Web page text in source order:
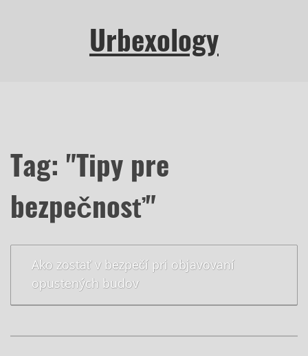
Urbexology
Tag: "Tipy pre
bezpečnosť"
Ako zostať v bezpečí pri objavovaní
opustených budov